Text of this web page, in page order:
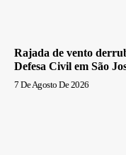
Rajada de vento
Defesa Civil em São
7 De Agosto De 2026